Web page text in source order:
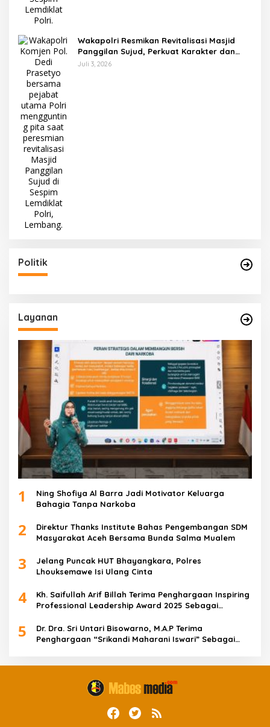
Wakapolri Resmikan Revitalisasi Masjid
Panggilan Sujud, Perkuat Karakter dan
Kepemimpinan Polri
Juli 3, 2026
Politik
Layanan
1
Ning Shofiya Al Barra Jadi Motivator Keluarga
Bahagia Tanpa Narkoba
2
Direktur Thanks Institute Bahas Pengembangan SDM
Masyarakat Aceh Bersama Bunda Salma Mualem
3
Jelang Puncak HUT Bhayangkara, Polres
Lhouksemawe Isi Ulang Cinta
4
Kh. Saifullah Arif Billah Terima Penghargaan Inspiring
Professional Leadership Award 2025 Sebagai
5
Dr. Dra. Sri Untari Bisowarno, M.A.P Terima
Penghargaan “Srikandi Maharani Iswari” Sebagai